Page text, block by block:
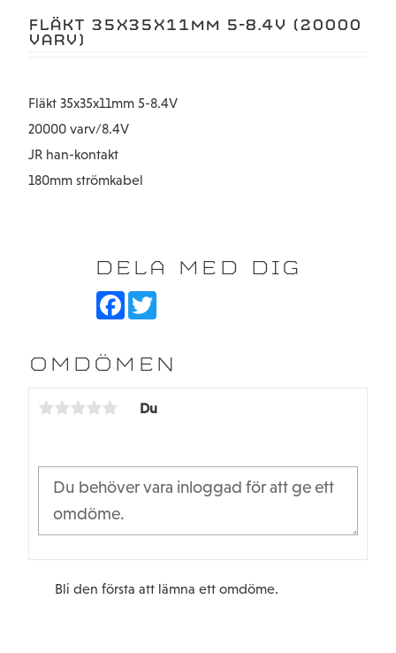
FLÄKT 35X35X11MM 5-8.4V (20000
VARV)
Fläkt 35x35x11mm 5-8.4V
20000 varv/8.4V
JR han-kontakt
180mm strömkabel
DELA MED DIG
F
b
o
T
t
e
OMDÖMEN
Du
Bli den första att lämna ett omdöme.